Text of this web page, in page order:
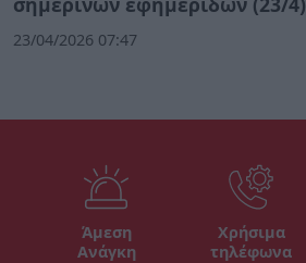
23/04/2026 07:47
Άμεση
Ανάγκη
Χρήσιμα
τηλέφωνα